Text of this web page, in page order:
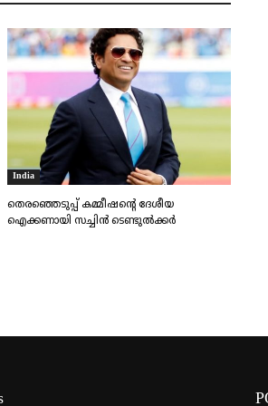
India
തെരഞ്ഞെടുപ്പ് കമ്മീഷന്റെ ദേശീയ
ഐക്കണായി സച്ചിൻ ടെ​ണ്ടു​ൽ​ക്കർ